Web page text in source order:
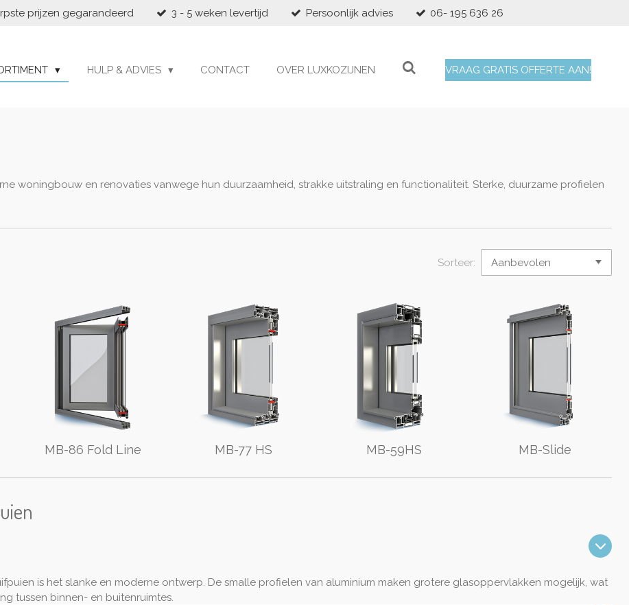
prijzen gegarandeerd 3 - 5 weken levertijd Persoonlijk advies 06- 195 636 26
HULP & ADVIES CONTACT OVER LUXKOZIJNEN VRAAG GRATIS OFFERTE AAN!
woningbouw en renovaties vanwege hun duurzaamheid, strakke uitstraling en functionaliteit. Sterke, duurzame profielen
Sorteer:
MB-86 Fold Line MB-77 HS MB-59HS MB-Slide
is het slanke en moderne ontwerp. De smalle profielen van aluminium maken grotere glasoppervlakken mogelijk, wat
tussen binnen- en buitenruimtes.